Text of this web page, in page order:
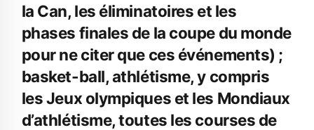
la Can, les éliminatoires et les
phases finales de la coupe du monde
pour ne citer que ces événements) ;
basket-ball, athlétisme, y compris
les Jeux olympiques et les Mondiaux
d’athlétisme, toutes les courses de